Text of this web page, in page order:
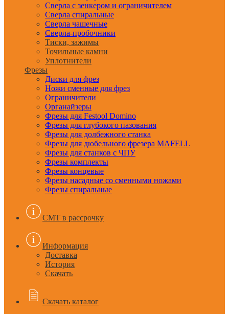
Сверла с зенкером и ограничителем
Сверла спиральные
Сверла чашечные
Сверла-пробочники
Тиски, зажимы
Точильные камни
Уплотнители
Фрезы
Диски для фрез
Ножи сменные для фрез
Ограничители
Органайзеры
Фрезы для Festool Domino
Фрезы для глубокого пазования
Фрезы для долбежного станка
Фрезы для дюбельного фрезера MAFELL
Фрезы для станков с ЧПУ
Фрезы комплекты
Фрезы концевые
Фрезы насадные со сменными ножами
Фрезы спиральные
CMT в рассрочку
Информация
Доставка
История
Скачать
Скачать каталог